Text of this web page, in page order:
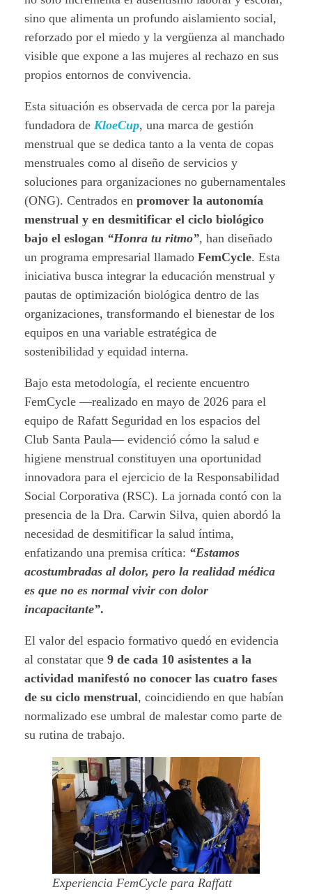
sino que alimenta un profundo aislamiento social,
reforzado por el miedo y la vergüenza al manchado
visible que expone a las mujeres al rechazo en sus
propios entornos de convivencia.
Esta situación es observada de cerca por la pareja
fundadora de KloeCup, una marca de gestión
menstrual que se dedica tanto a la venta de copas
menstruales como al diseño de servicios y
soluciones para organizaciones no gubernamentales
(ONG). Centrados en promover la autonomía
menstrual y en desmitificar el ciclo biológico
bajo el eslogan “Honra tu ritmo”, han diseñado
un programa empresarial llamado FemCycle. Esta
iniciativa busca integrar la educación menstrual y
pautas de optimización biológica dentro de las
organizaciones, transformando el bienestar de los
equipos en una variable estratégica de
sostenibilidad y equidad interna.
Bajo esta metodología, el reciente encuentro
FemCycle —realizado en mayo de 2026 para el
equipo de Rafatt Seguridad en los espacios del
Club Santa Paula— evidenció cómo la salud e
higiene menstrual constituyen una oportunidad
innovadora para el ejercicio de la Responsabilidad
Social Corporativa (RSC). La jornada contó con la
presencia de la Dra. Carwin Silva, quien abordó la
necesidad de desmitificar la salud íntima,
enfatizando una premisa crítica: “Estamos
acostumbradas al dolor, pero la realidad médica
es que no es normal vivir con dolor
incapacitante”.
El valor del espacio formativo quedó en evidencia
al constatar que 9 de cada 10 asistentes a la
actividad manifestó no conocer las cuatro fases
de su ciclo menstrual, coincidiendo en que habían
normalizado ese umbral de malestar como parte de
su rutina de trabajo.
Experiencia FemCycle para Raffatt